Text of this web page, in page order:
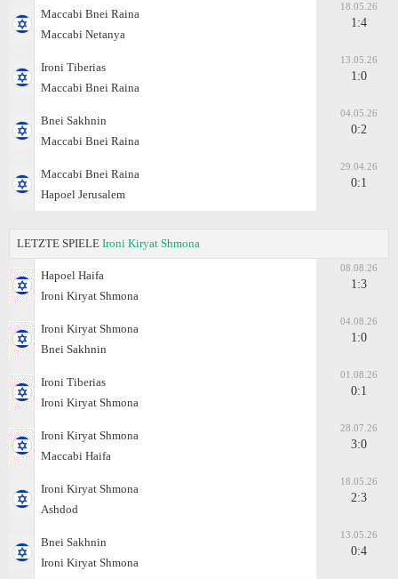
Maccabi Bnei Raina
Maccabi Netanya
18.05.26
1:4
Ironi Tiberias
Maccabi Bnei Raina
13.05.26
1:0
Bnei Sakhnin
Maccabi Bnei Raina
04.05.26
0:2
Maccabi Bnei Raina
Hapoel Jerusalem
29.04.26
0:1
LETZTE SPIELE Ironi Kiryat Shmona
Hapoel Haifa
Ironi Kiryat Shmona
08.08.26
1:3
Ironi Kiryat Shmona
Bnei Sakhnin
04.08.26
1:0
Ironi Tiberias
Ironi Kiryat Shmona
01.08.26
0:1
Ironi Kiryat Shmona
Maccabi Haifa
28.07.26
3:0
Ironi Kiryat Shmona
Ashdod
18.05.26
2:3
Bnei Sakhnin
Ironi Kiryat Shmona
13.05.26
0:4